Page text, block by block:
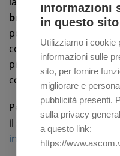
branding per la
percorso individuale di
competenze,
professionale,
contatti e di una
Per iscriversi e per
il sito
esacformazione.it
info@esacformazione.it
Informazioni
in questo sito
Utilizziamo i cookie
informazioni sulle
sito, per fornire
migliorare e
pubblicità presenti.
sulla privacy
a questo link:
https://